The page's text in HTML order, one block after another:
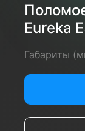
Eureka
Габариты